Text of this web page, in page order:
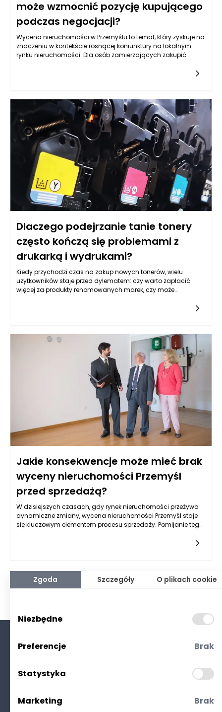
może wzmocnić pozycję kupującego
podczas negocjacji?
Wycena nieruchomości w Przemyślu to temat, który zyskuje na
znaczeniu w kontekście rosnącej koniunktury na lokalnym
rynku nieruchomości. Dla osób zamierzających zakupić
oraz jego wpływu na negocjacje może okazać się kluczowe.
decyzji, ale również wzmacnia pozycję negocjacyjną
kupującego. W kontekście Przemyśla, gdzie różnorodność
oferty oraz specyfikacja rynku czynią wycenę jeszcze bardziej
istotną, warto zgłębić, jakie korzyści przynosi prawidłowo
przeprowadzona operacja szacunkowa.
Dlaczego podejrzanie tanie tonery
często kończą się problemami z
drukarką i wydrukami?
Kiedy przychodzi czas na zakup nowych tonerów, wielu
użytkowników staje przed dylematem: czy warto zapłacić
więcej za produkty renomowanych marek, czy może
przekroczyć początkowe koszty zakupu. Warto zrozumieć,
dlaczego tak się dzieje, aby uniknąć nieprzyjemnych
niespodzianek związanych z drukowaniem.
Jakie konsekwencje może mieć brak
wyceny nieruchomości Przemyśl
przed sprzedażą?
W dzisiejszych czasach, gdy rynek nieruchomości przeżywa
dynamiczne zmiany, wycena nieruchomości Przemyśl staje
się kluczowym elementem procesu sprzedaży. Pomijanie tego
konsekwencji zarówno dla sprzedawcy, jak i nabywcy. Przede
profesjonalnej wyceny, sprzedawcy mogą z niewiedzy
ustawić cenę zbyt nisko, co skutkuje utratą potencjalnych
zysków. Z drugiej strony, zawyżona cena może zniechęcić
sprzedaży. W efekcie, brak wyceny skutkuje brakiem jasno
określonej wartości, co może negatywnie wpłynąć na cały
proces transakcji.
Polityka prywatności
Zgoda Szczegóły O plikach cookie
Niezbędne
Preferencje Brak
Statystyka
Marketing Brak